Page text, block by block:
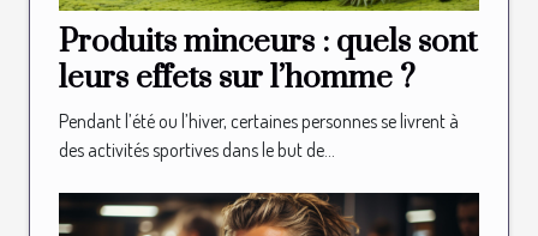
Produits minceurs : quels sont
leurs effets sur l’homme ?
Pendant l’été ou l’hiver, certaines personnes se livrent à
des activités sportives dans le but de...